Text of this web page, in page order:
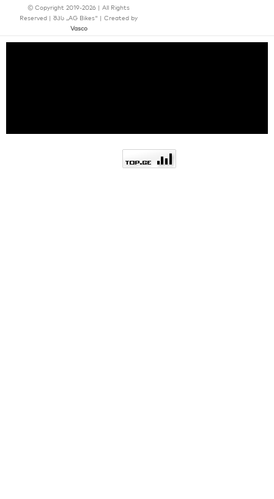
© Copyright 2019-2026 | All Rights
Reserved | შპს ,,AG Bikes" | Created by
Vasco